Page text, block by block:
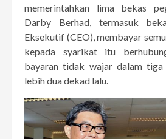
memerintahkan lima bekas
Darby Berhad, termasuk
Eksekutif (CEO), membayar
kepada syarikat itu
bayaran tidak wajar dalam
lebih dua dekad lalu.